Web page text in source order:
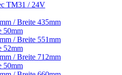
TM31 / 24V
/ Breite 435mm
50mm
/ Breite 551mm
52mm
/ Breite 712mm
50mm